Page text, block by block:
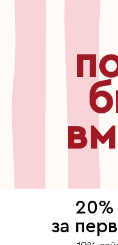
бесплатный звонок по
узнавайте первыми о
новинках, специальных
мероприятиях, скидках и
Для хорошей работы
за